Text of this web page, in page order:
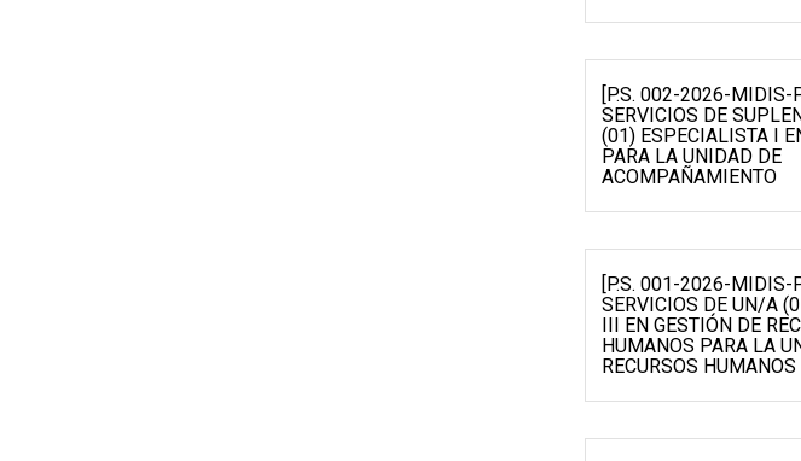
[P.S. 002-2026-MIDIS-
SERVICIOS DE
(01) ESPECIALISTA I
PARA LA UNIDAD DE
ACOMPAÑAMIENTO
[P.S. 001-2026-MIDIS-
SERVICIOS DE UN/A
III EN GESTIÓN DE
HUMANOS PARA LA
RECURSOS HUMANOS